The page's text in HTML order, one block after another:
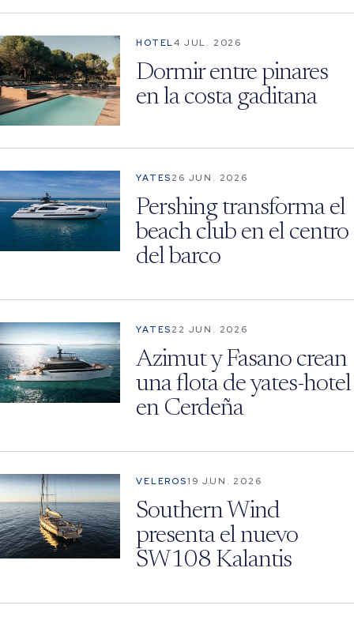
HOTEL4 JUL. 2026
Dormir entre pinares
en la costa gaditana
YATES 26 JUN. 2026
Pershing transforma el
beach club en el centro
del barco
YATES 22 JUN. 2026
Azimut y Fasano crean
una flota de yates-hotel
en Cerdeña
VELEROS19 JUN. 2026
Southern Wind
presenta el nuevo
SW108 Kalantis